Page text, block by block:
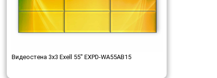
Видеостена 3x3 Exell 55" EXPD-WA55AB15